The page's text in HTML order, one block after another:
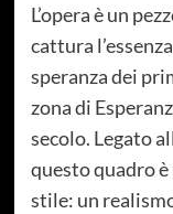
L’opera è un
cattura
speranza dei
zona di
secolo. Legato
questo quadro
stile: un